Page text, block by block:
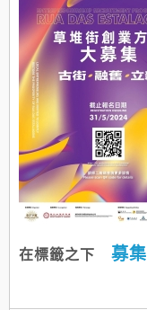
在標籤之下 募集